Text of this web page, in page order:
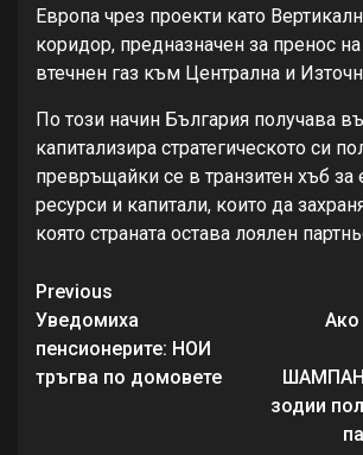
Европа чрез проекти като
коридор, предназначен за пренос
втечнен газ към Централна и
По този начин България получава
капитализира стратегическото си
превръщайки се в транзитен хъб за
ресурси и капитали, които да
която страната остава лоялен
Continue
Reading
Previous
Уведомиха
пенсионерите: НОИ
тръгва по домовете
Ако
зодии